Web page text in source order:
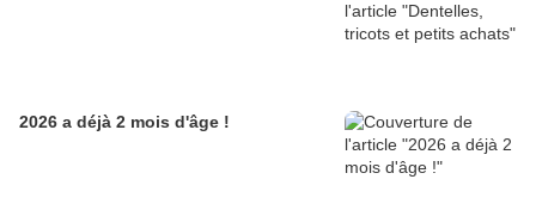
2026 a déjà 2 mois d'âge !